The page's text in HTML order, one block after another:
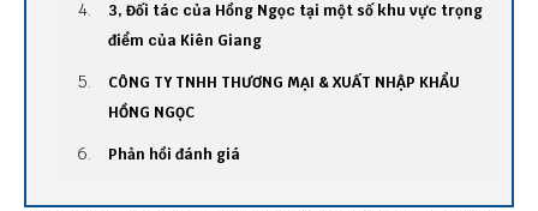
3, Đối tác của Hồng Ngọc tại một số khu vực trọng
điểm của Kiên Giang
CÔNG TY TNHH THƯƠNG MẠI & XUẤT NHẬP KHẨU
HỒNG NGỌC
Phản hồi đánh giá